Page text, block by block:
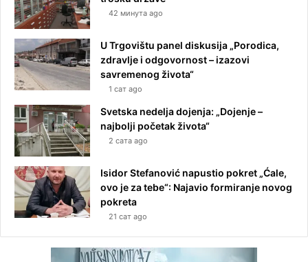
42 минута ago
U Trgovištu panel diskusija „Porodica,
zdravlje i odgovornost – izazovi
savremenog života“
1 сат ago
Svetska nedelja dojenja: „Dojenje –
najbolji početak života“
2 сата ago
Isidor Stefanović napustio pokret „Ćale,
ovo je za tebe“: Najavio formiranje novog
pokreta
21 сат ago